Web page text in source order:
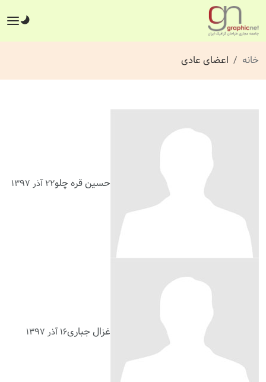
خانه اعضای عادی
حسین قره چلو۲۲ آذر ۱۳۹۷
غزال جباری۱۶ آذر ۱۳۹۷